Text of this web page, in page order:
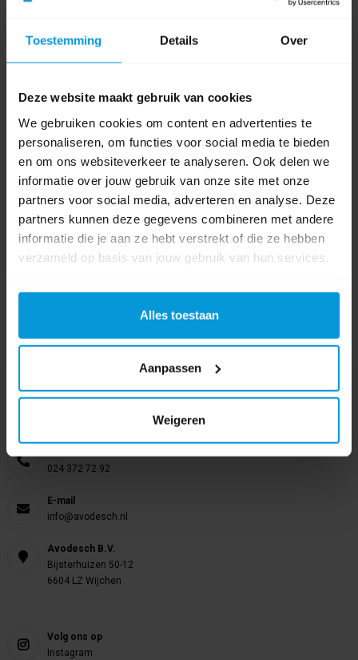
Toestemming Details Over
Deze website maakt gebruik van cookies
We gebruiken cookies om content en advertenties te
personaliseren, om functies voor social media te bieden
en om ons websiteverkeer te analyseren. Ook delen we
informatie over jouw gebruik van onze site met onze
partners voor social media, adverteren en analyse. Deze
partners kunnen deze gegevens combineren met andere
informatie die je aan ze hebt verstrekt of die ze hebben
verzameld op basis van jouw gebruik van hun services.
Alles toestaan
Aanpassen
Weigeren
Product labels
Makita (34), Oplader (2), 195584-2 (1)
0 beoordeling(en)
Schrijf als eerste voor dit product een beoordeling
Nog vragen?
Onze product specialisten staan voor je klaar!
024 372 72 92
E-mail
info@avodesch.nl
Avodesch B.V.
Bijsterhuizen 50-12
6604 LZ Wijchen
Volg ons op
Instagram